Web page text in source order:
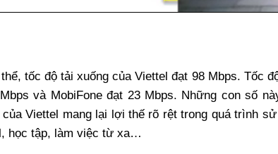
tốc độ tải xuống của Viettel đạt 98 Mbps. Tốc
và MobiFone đạt 23 Mbps. Những con số
của Viettel mang lại lợi thế rõ rệt trong quá trình
học tập, làm việc từ xa…